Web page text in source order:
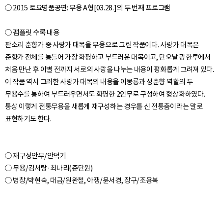
○ 2015 토요명품공연: 무용 A형[03.28.]의 두 번째 프로그램
○ 팸플릿 수록 내용
판소리 춘향가 중 사랑가 대목을 무용으로 그린 작품이다. 사랑가 대목은
춘향가 전체를 통틀어 가장 화평하고 부드러운 대목이고, 단오날 광한루에서
처음 만난 후 이별 전까지 서로의 사랑을 나누는 내용이 평화롭게 그려져 있다.
이 작품 역시 그러한 사랑가 대목의 내용을 이몽룡과 성춘향 역할의 두
무용수를 통하여 부드러우면서도 화평한 2인무로 구성하여 형상화하였다.
통상 이렇게 전통무용을 새롭게 재구성하는 경우를 신 전통춤이라는 말로
○ 재구성안무/안덕기
○ 무용/김서랑·최나리(준단원)